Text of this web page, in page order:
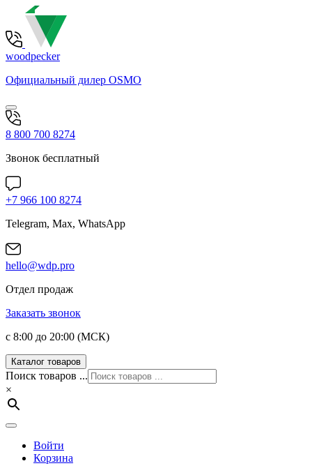
woodpecker
Официальный дилер OSMO
8 800 700 8274
Звонок бесплатный
+7 966 100 8274
Telegram, Max, WhatsApp
hello@wdp.pro
Отдел продаж
Заказать звонок
с 8:00 до 20:00 (МСК)
Каталог товаров
Поиск товаров ...
×
Войти
Корзина